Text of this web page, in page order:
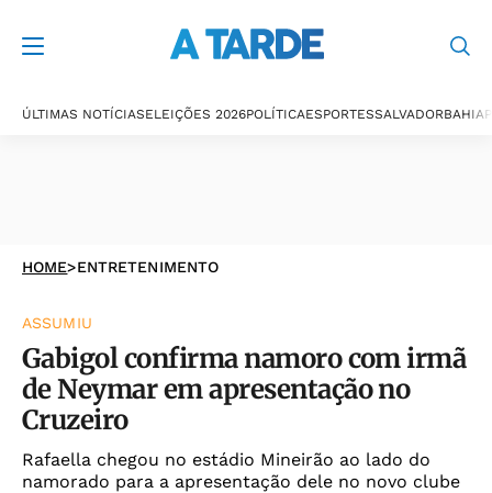
ÚLTIMAS NOTÍCIASELEIÇÕES 2026POLÍTICAESPORTESSALVADORBAHIA
HOME>ENTRETENIMENTO
ASSUMIU
Gabigol confirma namoro com irmã
de Neymar em apresentação no
Cruzeiro
Rafaella chegou no estádio Mineirão ao lado do
namorado para a apresentação dele no novo clube